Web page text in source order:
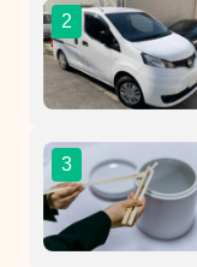
2
3